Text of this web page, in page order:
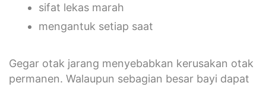
sifat lekas marah
mengantuk setiap saat
Gegar otak jarang menyebabkan kerusakan otak
permanen. Walaupun sebagian besar bayi dapat